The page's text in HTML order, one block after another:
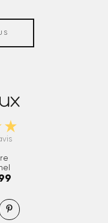
extérieur